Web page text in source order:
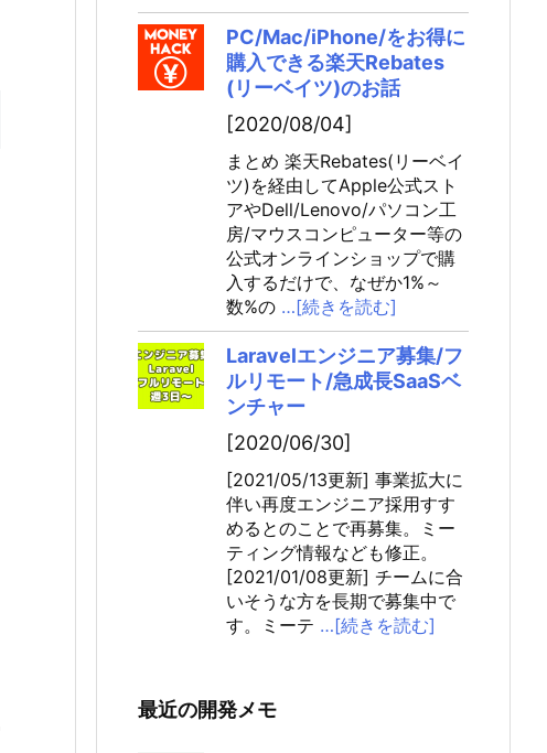
PC/Mac/iPhone/をお得に
購入できる楽天Rebates
(リーベイツ)のお話
[2020/08/04]
まとめ 楽天Rebates(リーベイ
ツ)を経由してApple公式スト
アやDell/Lenovo/パソコン工
房/マウスコンピューター等の
公式オンラインショップで購
入するだけで、なぜか1%～
数%の …[続きを読む]
Laravelエンジニア募集/フ
ルリモート/急成長SaaSベ
ンチャー
[2020/06/30]
[2021/05/13更新] 事業拡大に
伴い再度エンジニア採用すす
めるとのことで再募集。ミー
ティング情報なども修正。
[2021/01/08更新] チームに合
いそうな方を長期で募集中で
す。ミーテ …[続きを読む]
最近の開発メモ